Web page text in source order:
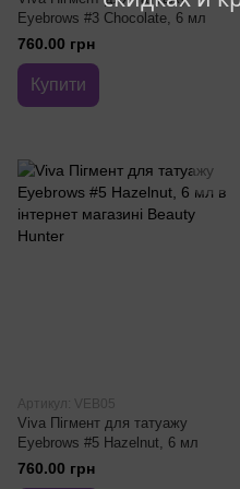
Eyebrows #3 Chocolate, 6 мл
760.00 грн
Купити
Артикул: VEB05
Viva Пігмент для татуажу
Eyebrows #5 Hazelnut, 6 мл
760.00 грн